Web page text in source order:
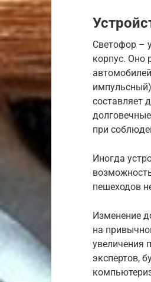
Светофор –
корпус. Оно
составляет
при
Иногда
пешеходов
Изменение
на
увеличения
экспертов,